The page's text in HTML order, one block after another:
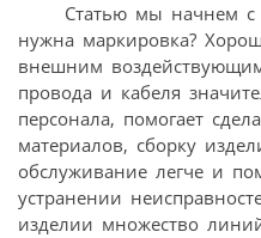
Статью мы начнем с
нужна маркировка?
внешним
провода и кабеля
персонала, помогает
материалов, сборку
обслуживание легче и
устранении
изделии множество